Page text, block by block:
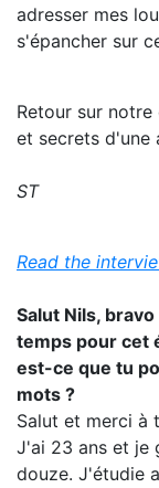
adresser mes
s'épancher sur
Retour sur
et secrets d'une
ST
Read the
Salut Nils,
temps pour cet
est-ce que tu
mots ?
Salut et merci à
J'ai 23 ans et je
douze. J'étudie